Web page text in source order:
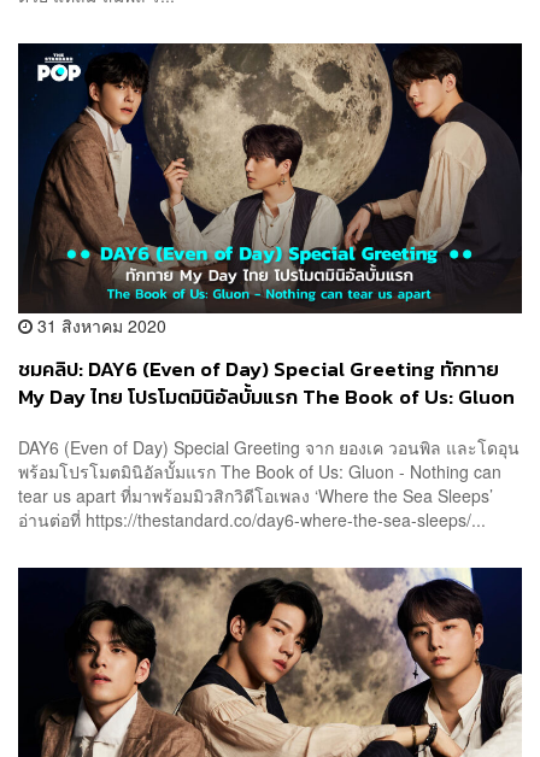
31 สิงหาคม 2020
ชมคลิป: DAY6 (Even of Day) Special Greeting ทักทาย
My Day ไทย โปรโมตมินิอัลบั้มแรก The Book of Us: Gluon
DAY6 (Even of Day) Special Greeting จาก ยองเค วอนพิล และโดอุน
พร้อมโปรโมตมินิอัลบั้มแรก The Book of Us: Gluon - Nothing can
tear us apart ที่มาพร้อมมิวสิกวิดีโอเพลง ‘Where the Sea Sleeps’
อ่านต่อที่ https://thestandard.co/day6-where-the-sea-sleeps/...